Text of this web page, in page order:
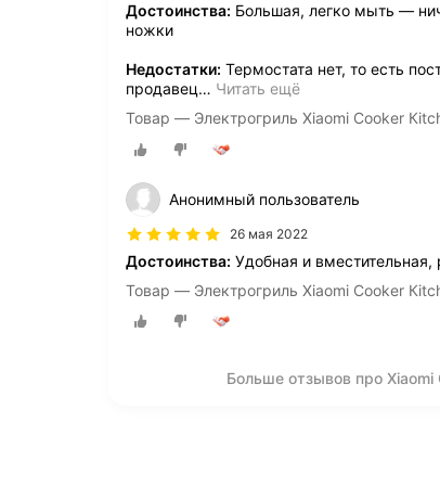
Достоинства: Большая, легко мыть —
ножки
Недостатки: Термостата нет, то есть
продавец… Читать ещё
Товар — Электрогриль Xiaomi Cooker
Анонимный пользователь
26 мая 2022
Достоинства: Удобная и вместительная,
Товар — Электрогриль Xiaomi Cooker
Больше отзывов про